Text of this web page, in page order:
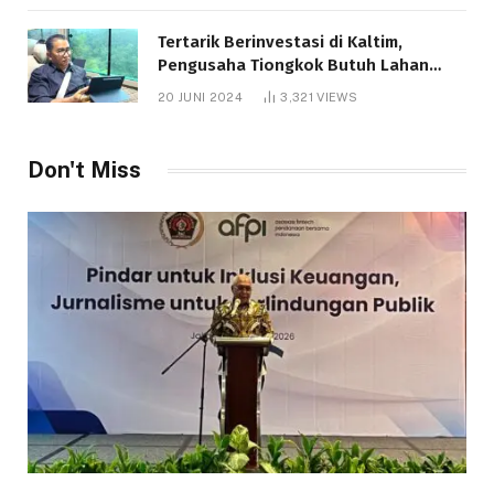
Tertarik Berinvestasi di Kaltim,
Pengusaha Tiongkok Butuh Lahan
1.000 Hektare
20 JUNI 2024 3,321VIEWS
Don't Miss